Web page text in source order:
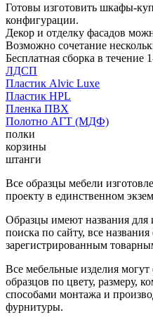
Готовы изготовить шкафы-
конфигурации.
Декор и отделку фасадов
Возможно сочетание
Бесплатная сборка в течение
ЛДСП
Пластик Alvic Luxe
Пластик HPL
Пленка ПВХ
Полотно АГТ (МДФ)
полки
корзины
штанги
Все образцы мебели
проекту в единственном
Образцы имеют названия для
поиска по сайту, все
зарегистрированным
Все мебельные изделия могут
образцов по цвету, размеру,
способами монтажа и
фурнитуры.